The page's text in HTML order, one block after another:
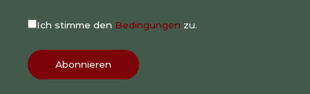
Ich stimme den Bedingungen zu.